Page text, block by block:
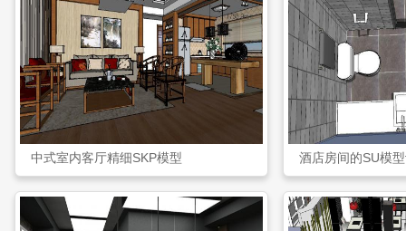
中式室内客厅精细SKP模型 酒店房间的SU模